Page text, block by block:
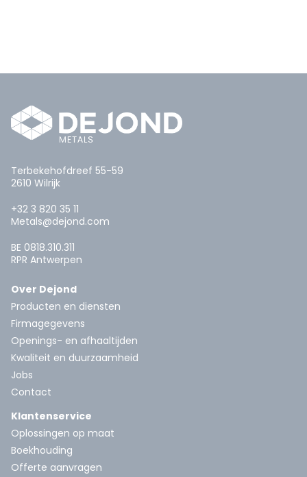
Terbekehofdreef 55-59
2610 Wilrijk
+32 3 820 35 11
Metals@dejond.com
BE 0818.310.311
RPR Antwerpen
Over Dejond
Producten en diensten
Firmagegevens
Openings- en afhaaltijden
Kwaliteit en duurzaamheid
Jobs
Contact
Klantenservice
Oplossingen op maat
Boekhouding
Offerte aanvragen